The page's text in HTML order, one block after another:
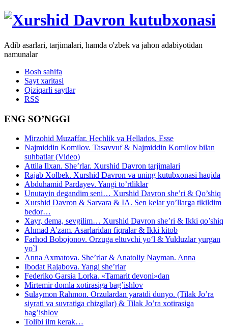
Adib asarlari, tarjimalari, hamda o'zbek va jahon adabiyotidan
namunalar
Bosh sahifa
Sayt xaritasi
Qiziqarli saytlar
RSS
ENG SO’NGGI
Mirzohid Muzaffar. Hechlik va Hellados. Esse
Najmiddin Komilov. Tasavvuf & Najmiddin Komilov bilan
suhbatlar (Video)
Attila Ilxan. She’rlar. Xurshid Davron tarjimalari
Rajab Xolbek. Xurshid Davron va uning kutubxonasi haqida
Abduhamid Pardayev. Yangi to’rtliklar
Unutayin degandim seni… Xurshid Davron she’ri & Qo’shiq
Xurshid Davron & Sarvara & IA. Sen kelar yo’llarga tikildim
bedor…
Xayr, dema, sevgilim… Xurshid Davron she’ri & Ikki qo’shiq
Ahmad A’zam. Asarlaridan fiqralar & Ikki kitob
Farhod Bobojonov. Orzuga eltuvchi yo‘l & Yulduzlar yurgan
yo`l
Anna Axmatova. She’rlar & Anatoliy Nayman. Anna
Ibodat Rajabova. Yangi she’rlar
Federiko Garsia Lorka. «Tamarit devoni»dan
Mirtemir domla xotirasiga bag’ishlov
Sulaymon Rahmon. Orzulardan yaratdi dunyo. (Tilak Jo’ra
siyrati va suvratiga chizgilar) & Tilak Jo’ra xotirasiga
bag’ishlov
Tolibi ilm kerak…